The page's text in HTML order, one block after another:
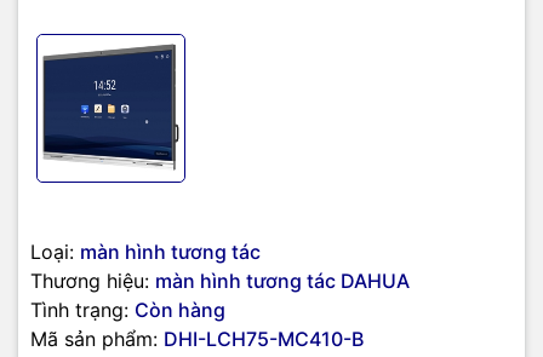
Loại: màn hình tương tác
Thương hiệu: màn hình tương tác DAHUA
Tình trạng: Còn hàng
Mã sản phẩm: DHI-LCH75-MC410-B